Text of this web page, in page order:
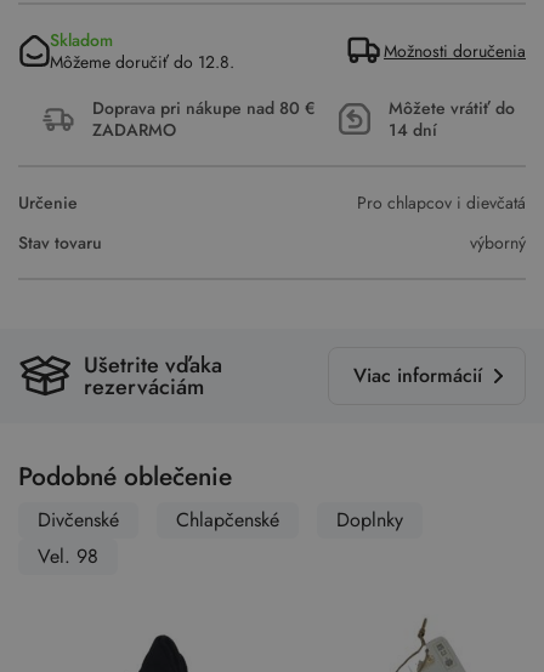
Skladom
Môžeme doručiť do 12.8.
Možnosti doručenia
Doprava pri nákupe nad 80 €
ZADARMO
Môžete vrátiť do
14 dní
Určenie
Pro chlapcov i dievčatá
Stav tovaru
výborný
Ušetrite vďaka
rezerváciám Viac informácií
Podobné oblečenie
Divčenské Chlapčenské
Doplnky
Vel. 98